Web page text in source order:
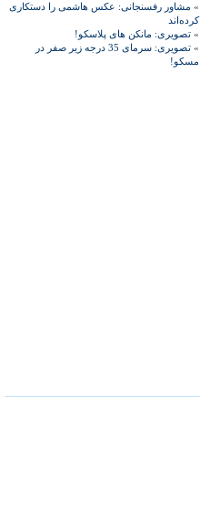
» مشاور رفسنجانی: عکس هاشمی را دستکاری
کرده‌اند
» تصویری: مانکن های پلاسکو!
»
تصویری: سرمای 35 درجه زیر صفر در
مسکو!